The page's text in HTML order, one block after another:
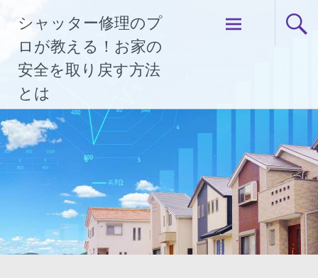
ス
キ
ッ
プ
シャッター修理のプ
ロが教える！お家の
安全を取り戻す方法
とは